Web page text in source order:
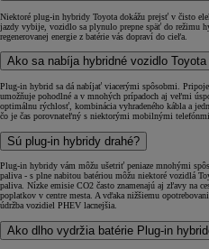
Niektoré plug-in hybridy Toyota dokážu prejsť v čisto
jazdy vybije, vozidlo sa plynulo prepne späť do režimu
regenerovanej energie z batérie vás dopraví do cieľa.
Ako sa nabíja hybridné vozidlo
Plug-in hybrid sa dá nabíjať viacerými spôsobmi.
umožňuje pohodlné a v mnohých prípadoch aj veľmi
optimálnu rýchlosť, kombinácia vyhradeného kábla a
čo je čas porovnateľný s niektorými mobilnými telefónmi.
Sú plug-in hybridy drahé?
Plug-in hybridy vám môžu ušetriť peniaze mnohými
paliva - s plne nabitou batériou môžu niektoré vozidlá
paliva. Nízke emisie CO2 často znamenajú aj zľavy na
poplatkov v centre mesta. A vďaka nižšiemu
údržba vozidiel PHEV lacnejšia.
Ako dlho vydržia batérie Plug-in